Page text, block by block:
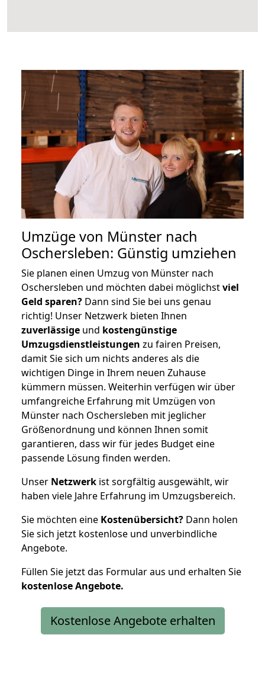
Umzüge von Münster nach
Oschersleben: Günstig umziehen
Sie planen einen Umzug von Münster nach
Oschersleben und möchten dabei möglichstviel
Geld sparen? Dann sind Sie bei uns genau
richtig! Unser Netzwerk bieten Ihnen
zuverlässige und kostengünstige
Umzugsdienstleistungen zu fairen Preisen,
damit Sie sich um nichts anderes als die
wichtigen Dinge in Ihrem neuen Zuhause
kümmern müssen. Weiterhin verfügen wir über
umfangreiche Erfahrung mit Umzügen von
Münster nach Oschersleben mit jeglicher
Größenordnung und können Ihnen somit
garantieren, dass wir für jedes Budget eine
passende Lösung finden werden.
Unser Netzwerk ist sorgfältig ausgewählt, wir
haben viele Jahre Erfahrung im Umzugsbereich.
Sie möchten eine Kostenübersicht? Dann holen
Sie sich jetzt kostenlose und unverbindliche
Angebote.
Füllen Sie jetzt das Formular aus und erhalten Sie
kostenloseAngebote.
Kostenlose Angebote erhalten